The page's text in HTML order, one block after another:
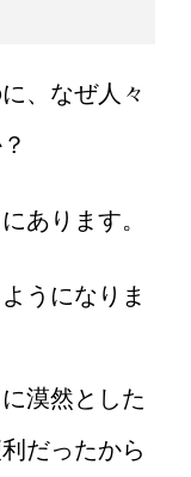
、なぜ人々
あります。
うになりま
漠然とした
だったから